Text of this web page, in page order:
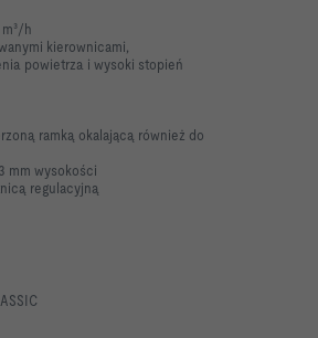
h
kierownicami,
powietrza i wysoki stopień
ramką okalającą również do
mm wysokości
regulacyjną